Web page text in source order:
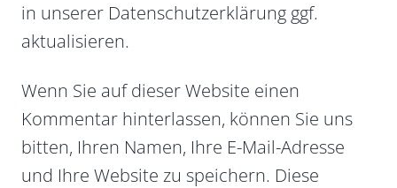
in unserer Datenschutzerklärung ggf.
aktualisieren.
Wenn Sie auf dieser Website einen
Kommentar hinterlassen, können Sie uns
bitten, Ihren Namen, Ihre E-Mail-Adresse
und Ihre Website zu speichern. Diese